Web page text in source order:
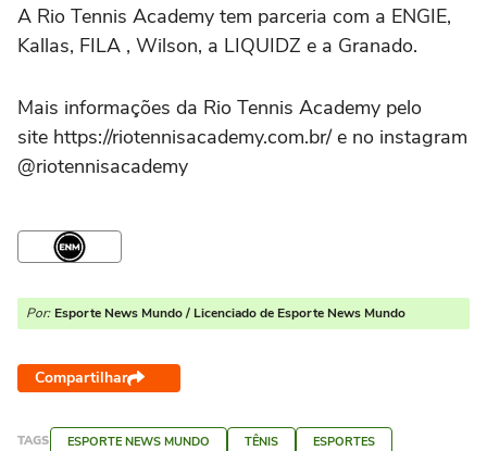
A Rio Tennis Academy tem parceria com a ENGIE,
Kallas, FILA , Wilson, a LIQUIDZ e a Granado.
Mais informações da Rio Tennis Academy pelo
site https://riotennisacademy.com.br/ e no instagram
@riotennisacademy
Por: Esporte News Mundo / Licenciado de Esporte News Mundo
Compartilhar
TAGS ESPORTE NEWS MUNDO TÊNIS ESPORTES